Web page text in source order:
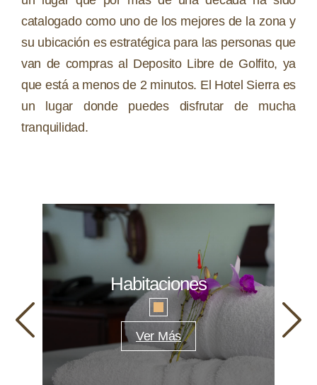
catalogado como uno de los mejores de la zona y
su ubicación es estratégica para las personas que
van de compras al Deposito Libre de Golfito, ya
que está a menos de 2 minutos. El Hotel Sierra es
un lugar donde puedes disfrutar de mucha
tranquilidad.
Habitaciones
Ver Más